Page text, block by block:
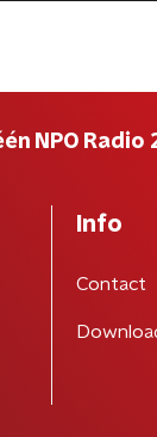
NPO Radio
Info
Contact